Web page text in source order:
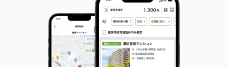
46.49m²
間取り
2DK
鹿児島県薩摩川内市宮崎町
価 格
5.95万円